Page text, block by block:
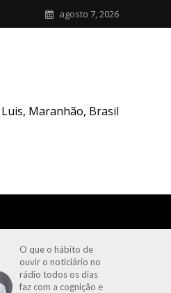
agosto 7, 2026
Maranhão, Brasil
O que o hábito de
ouvir o noticiário no
rádio todos os dias
faz com a cognição e